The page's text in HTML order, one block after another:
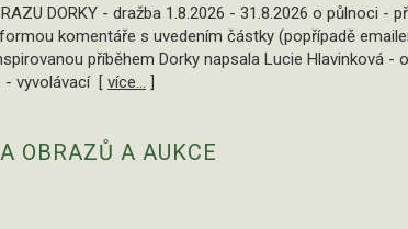
DORKY - dražba 1.8.2026 - 31.8.2026 o půlnoci -
komentáře s uvedením částky (popřípadě
příběhem Dorky napsala Lucie Hlavinková -
- vyvolávací [ více... ]
OBRAZŮ A AUKCE